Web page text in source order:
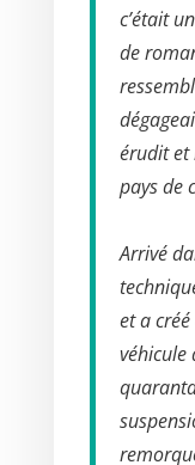
c’était
de
érudit et
pays de
Arrivé
et a
véhicule